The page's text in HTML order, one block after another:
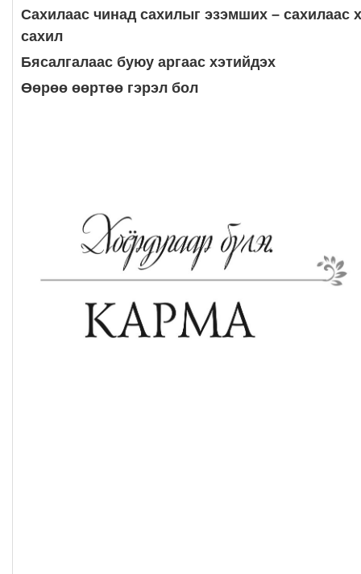
Сахилаас чинад сахилыг эзэмших – сахилаас
сахил
Бясалгалаас буюу аргаас хэтийдэх
Өөрөө өөртөө гэрэл бол